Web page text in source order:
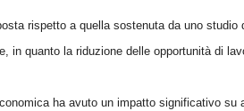
rispetto a quella sostenuta da uno
in quanto la riduzione delle opportunità di
ha avuto un impatto significativo